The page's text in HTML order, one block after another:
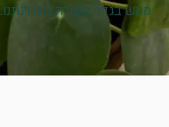
ממש בגדר בשורה מבחינתנו.